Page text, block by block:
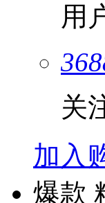
用
关
加入
爆款